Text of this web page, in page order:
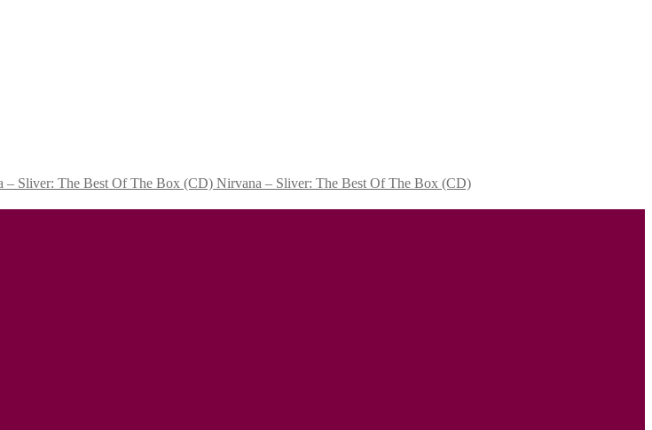
Nirvana – Sliver: The Best Of The Box (CD)